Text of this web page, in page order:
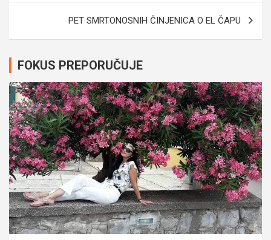
PET SMRTONOSNIH ČINJENICA O EL ČAPU
FOKUS PREPORUČUJE